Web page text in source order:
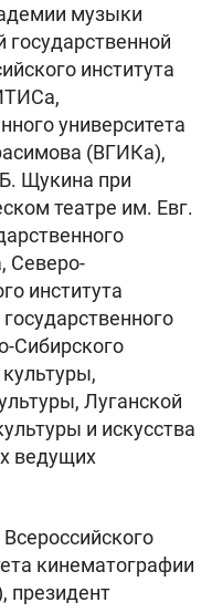
музыки
института
университета
(ВГИКа),
Щукина при
театре им. Евг.
Северо-
института
Сибирского
Луганской
и искусства
ведущих
Всероссийского
кинематографии
президент